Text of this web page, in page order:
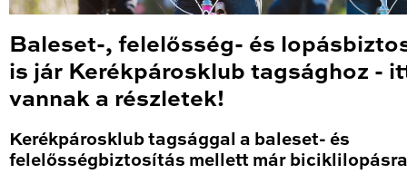
Baleset-, felelősség- és
is jár Kerékpárosklub tagsághoz -
vannak a részletek!
Kerékpárosklub tagsággal a baleset- és
felelősségbiztosítás mellett már